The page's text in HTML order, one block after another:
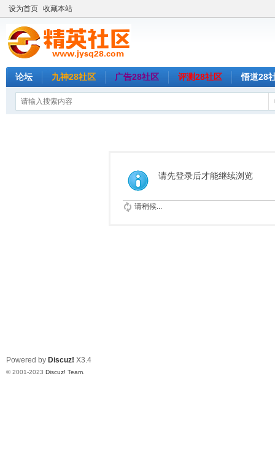
设为首页 收藏本站
论坛 九神28社区 广告28社区 评测28社区 悟道28
请先登录后才能继续浏览
请稍候...
Powered by Discuz! X3.4
© 2001-2023 Discuz! Team